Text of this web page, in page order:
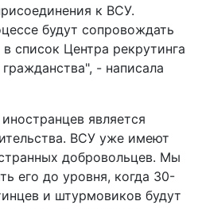
к ВСУ.
будут сопровождать
список Центра рекрутинга
- написала
является
ВСУ уже имеют
добровольцев. Мы
его до уровня, когда 30-
и штурмовиков будут